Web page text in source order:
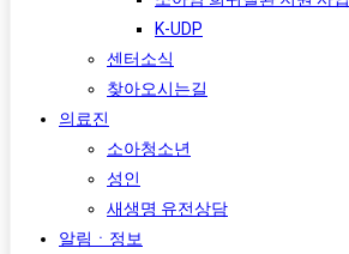
K-UDP
센터소식
찾아오시는길
의료진
소아청소년
성인
새생명 유전상담
알림ㆍ정보